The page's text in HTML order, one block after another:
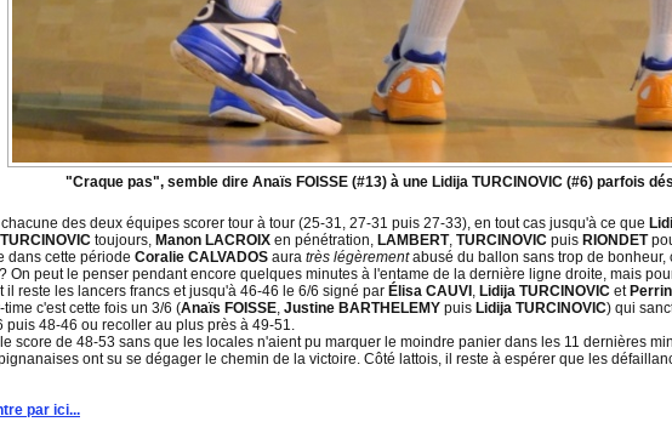
"Craque pas", semble dire Anaïs FOISSE (#13) à une Lidija TURCINOVIC (#6) parfois
des deux équipes scorer tour à tour (25-31, 27-31 puis 27-33), en tout cas jusqu'à ce que
TURCINOVIC toujours, Manon LACROIX en pénétration, LAMBERT, TURCINOVIC puis RIONDET
dans cette période Coralie CALVADOS aura très légèrementabusé du ballon sans trop de
On peut le penser pendant encore quelques minutes à l'entame de la dernière ligne droite, mais
il reste les lancers francs et jusqu'à 46-46 le 6/6 signé par Élisa CAUVI , Lidija TURCINOVIC et
c'est cette fois un 3/6 (Anaïs FOISSE, Justine BARTHELEMY puis Lidija TURCINOVIC) qui
puis 48-46 ou recoller au plus près à 49-51.
score de 48-53 sans que les locales n'aient pu marquer le moindre panier dans les 11 dernières
ont su se dégager le chemin de la victoire. Côté lattois, il reste à espérer que les
par ici...